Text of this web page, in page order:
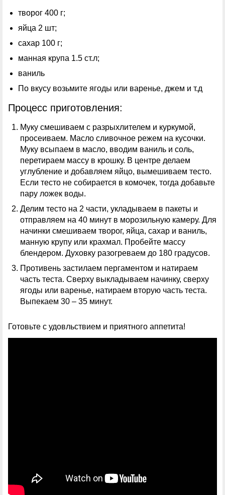
творог 400 г;
яйца 2 шт;
сахар 100 г;
манная крупа 1.5 ст.л;
ваниль
По вкусу возьмите ягоды или варенье, джем и т.д
Процесс приготовления:
Муку смешиваем с разрыхлителем и куркумой,
просеиваем. Масло сливочное режем на кусочки.
Муку всыпаем в масло, вводим ваниль и соль,
перетираем массу в крошку. В центре делаем
углубление и добавляем яйцо, вымешиваем тесто.
Если тесто не собирается в комочек, тогда добавьте
пару ложек воды.
Делим тесто на 2 части, укладываем в пакеты и
отправляем на 40 минут в морозильную камеру. Для
начинки смешиваем творог, яйца, сахар и ваниль,
манную крупу или крахмал. Пробейте массу
блендером. Духовку разогреваем до 180 градусов.
Противень застилаем пергаментом и натираем
часть теста. Сверху выкладываем начинку, сверху
ягоды или варенье, натираем вторую часть теста.
Выпекаем 30 – 35 минут.
Готовьте с удовльствием и приятного аппетита!